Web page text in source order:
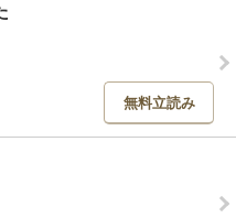
無料立読み